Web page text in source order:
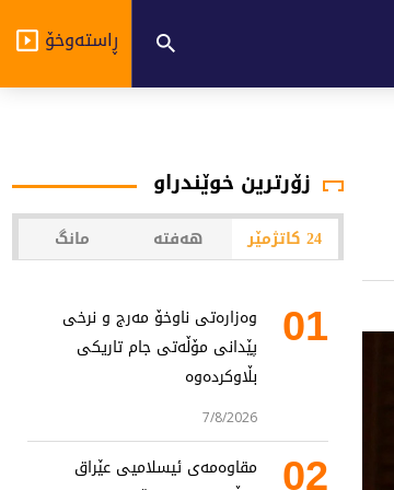
ڕاستەوخۆ
زۆرترین خوێندراو
24 کاتژمێر هەفتە مانگ
01
وەزارەتی ناوخۆ مەرج و نرخی
پێدانی مۆڵەتی جام تاریکی
بڵاوکردەوە
7/8/2026
02
مقاوەمەی ئیسلامیی عێراق